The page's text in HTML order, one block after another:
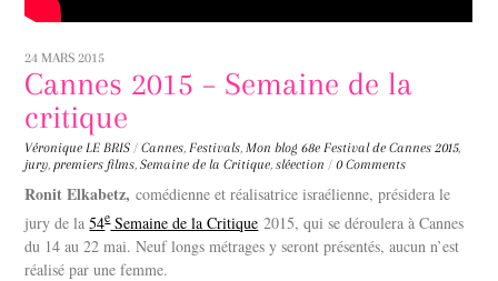
24 MARS 2015
Cannes 2015 – Semaine de la
critique
Véronique LE BRIS / Cannes,Festivals,Mon blog 68e Festival de Cannes 2015,
jury,premiers films,Semaine de la Critique,sléection / 0 Comments
Ronit Elkabetz, comédienne et réalisatrice israélienne, présidera le
jury de la54eSemaine de la Critique 2015, qui se déroulera à Cannes
du 14 au 22 mai. Neuf longs métrages y seront présentés, aucun n’est
réalisé par une femme.